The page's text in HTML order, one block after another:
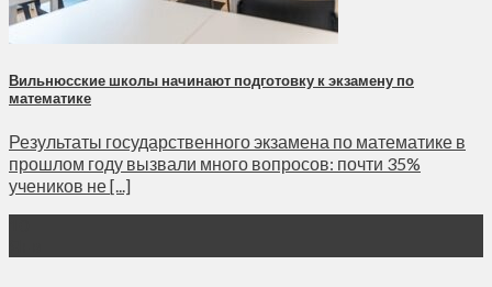
Вильнюсские школы начинают подготовку к экзамену по
математике
Результаты государственного экзамена по математике в
прошлом году вызвали много вопросов: почти 35%
учеников не [...]